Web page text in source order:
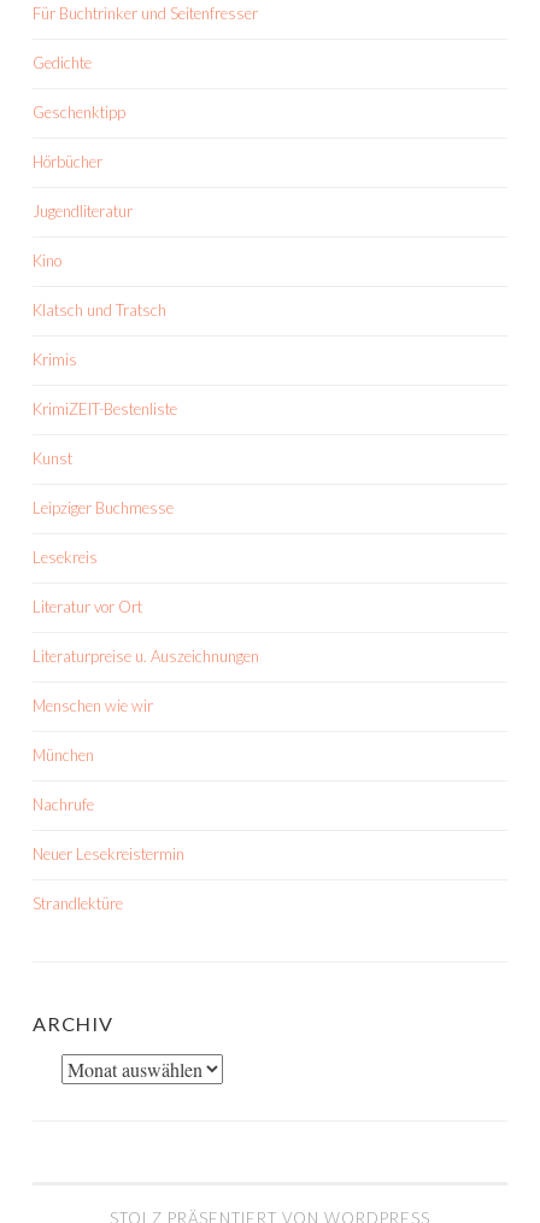
Für Buchtrinker und Seitenfresser
Gedichte
Geschenktipp
Hörbücher
Jugendliteratur
Kino
Klatsch und Tratsch
Krimis
KrimiZEIT-Bestenliste
Kunst
Leipziger Buchmesse
Lesekreis
Literatur vor Ort
Literaturpreise u. Auszeichnungen
Menschen wie wir
München
Nachrufe
Neuer Lesekreistermin
Strandlektüre
ARCHIV
Archiv
STOLZ PRÄSENTIERT VON WORDPRESS